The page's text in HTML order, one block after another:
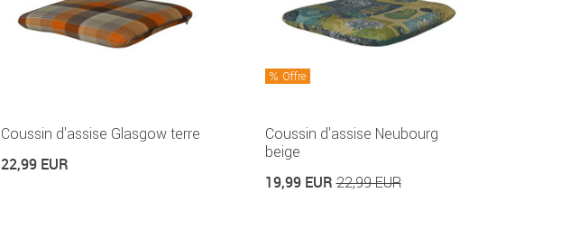
Coussin d'assise Glasgow terre
22,99 EUR
Offre
Coussin d'assise Neubourg
beige
19,99 EUR22,99 EUR